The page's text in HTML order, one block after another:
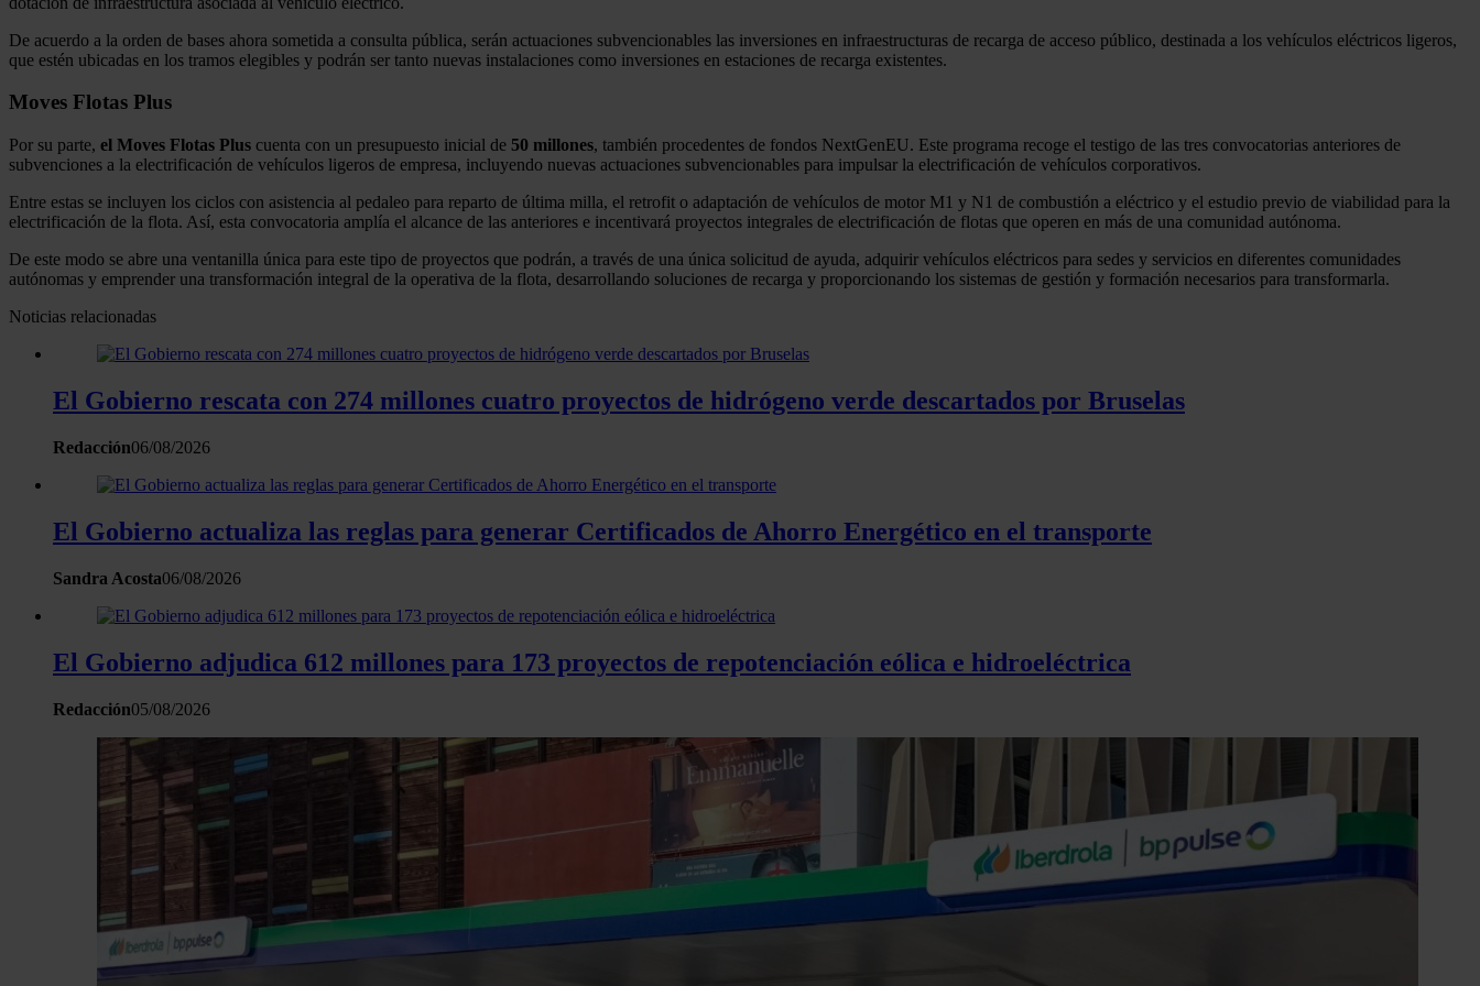
De acuerdo a la orden de bases ahora sometida a consulta pública, serán actuaciones subvencionables las inversiones en infraestructuras de recarga de acceso público, destinada a los vehículos eléctricos ligeros,
que estén ubicadas en los tramos elegibles y podrán ser tanto nuevas instalaciones como inversiones en estaciones de recarga existentes.
Moves Flotas Plus
Por su parte, el Moves Flotas Plus cuenta con un presupuesto inicial de 50 millones, también procedentes de fondos NextGenEU. Este programa recoge el testigo de las tres convocatorias anteriores de
subvenciones a la electrificación de vehículos ligeros de empresa, incluyendo nuevas actuaciones subvencionables para impulsar la electrificación de vehículos corporativos.
Entre estas se incluyen los ciclos con asistencia al pedaleo para reparto de última milla, el retrofit o adaptación de vehículos de motor M1 y N1 de combustión a eléctrico y el estudio previo de viabilidad para la
electrificación de la flota. Así, esta convocatoria amplía el alcance de las anteriores e incentivará proyectos integrales de electrificación de flotas que operen en más de una comunidad autónoma.
De este modo se abre una ventanilla única para este tipo de proyectos que podrán, a través de una única solicitud de ayuda, adquirir vehículos eléctricos para sedes y servicios en diferentes comunidades
autónomas y emprender una transformación integral de la operativa de la flota, desarrollando soluciones de recarga y proporcionando los sistemas de gestión y formación necesarios para transformarla.
Noticias relacionadas
El Gobierno rescata con 274 millones cuatro proyectos de hidrógeno verde descartados por Bruselas
Redacción06/08/2026
El Gobierno actualiza las reglas para generar Certificados de Ahorro Energético en el transporte
Sandra Acosta06/08/2026
El Gobierno adjudica 612 millones para 173 proyectos de repotenciación eólica e hidroeléctrica
Redacción05/08/2026